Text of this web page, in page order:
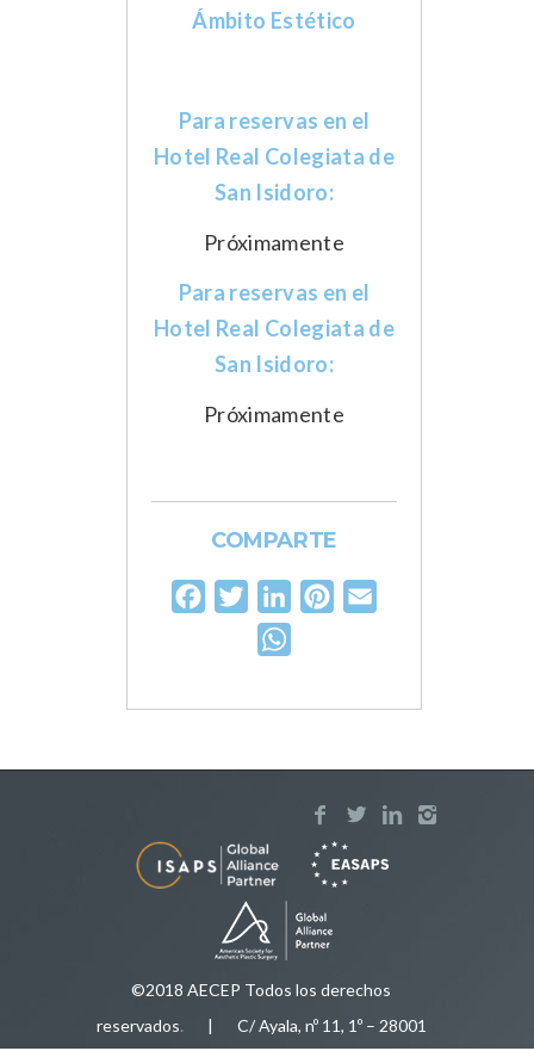
Ámbito Estético
Para reservas en el
Hotel Real Colegiata de
San Isidoro:
Próximamente
Para reservas en el
Hotel Real Colegiata de
San Isidoro:
Próximamente
COMPARTE
FacebookTwitterLinkedInPinterest
©2018 AECEP Todos los derechos
reservados. | C/ Ayala, nº 11, 1º – 28001